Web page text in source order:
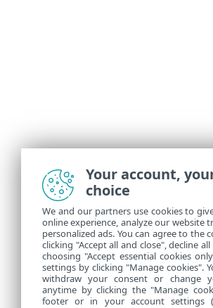
Your account,
choice
We and our partners use cookies to
online experience, analyze our website
personalized ads. You can agree to the
clicking "Accept all and close", decline
choosing "Accept essential cookies
settings by clicking "Manage cookies".
withdraw your consent or change
anytime by clicking the "Manage
footer or in your account settings